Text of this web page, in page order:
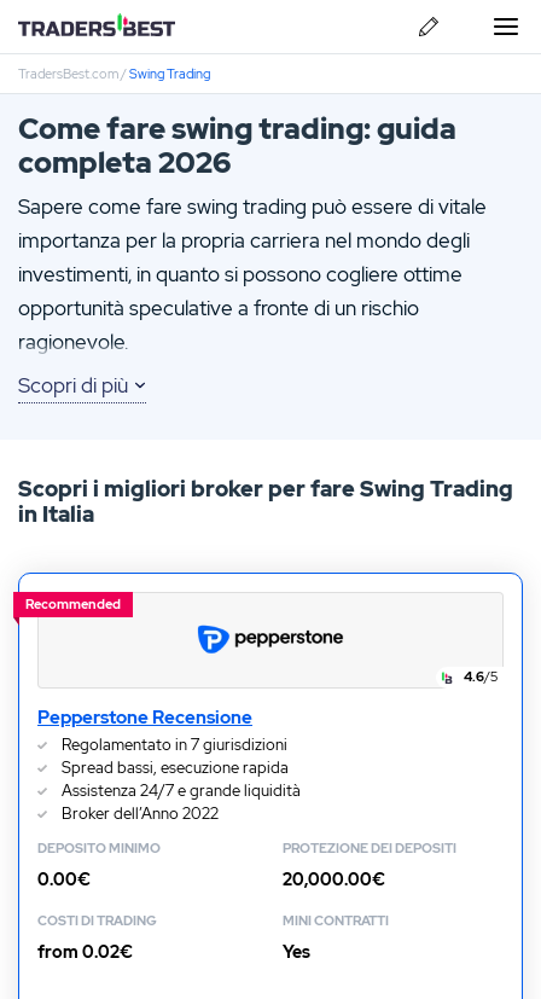
Pepperstone Recensione
ActivTrades Recensione
FP-Markets Recensione
TradersBest.com/Swing Trading
Come fare swing trading: guida
completa 2026
Sapere come fare swing trading può essere di vitale
importanza per la propria carriera nel mondo degli
investimenti, in quanto si possono cogliere ottime
opportunità speculative a fronte di un rischio
ragionevole.
Difatti, con lo swing trading è possibile approfittare di
monitorando in modo attivo le news di settore.
Scopri di più
Scopri i migliori broker per fare Swing Trading
in Italia
Recommended
4.6/5
Pepperstone Recensione
Regolamentato in 7 giurisdizioni
Spread bassi, esecuzione rapida
Assistenza 24/7 e grande liquidità
Broker dell’Anno 2022
DEPOSITO MINIMO
0.00€
PROTEZIONE DEI DEPOSITI
20,000.00€
COSTI DI TRADING
from 0.02€
MINI CONTRATTI
Yes